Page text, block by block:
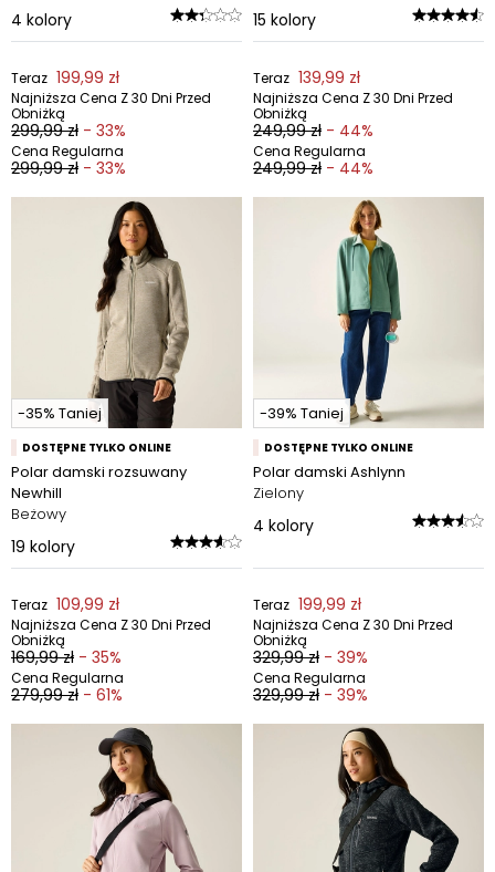
4 kolory
Teraz 199,99 zł
Najniższa Cena Z 30 Dni Przed
Obniżką
299,99 zł - 33%
Cena Regularna
299,99 zł - 33%
15 kolory
Teraz 139,99 zł
Najniższa Cena Z 30 Dni Przed
Obniżką
249,99 zł - 44%
Cena Regularna
249,99 zł - 44%
-35% Taniej
DOSTĘPNE TYLKO ONLINE
Polar damski rozsuwany
Newhill
Beżowy
19 kolory
Teraz 109,99 zł
Najniższa Cena Z 30 Dni Przed
Obniżką
169,99 zł - 35%
Cena Regularna
279,99 zł - 61%
-39% Taniej
DOSTĘPNE TYLKO ONLINE
Polar damski Ashlynn
Zielony
4 kolory
Teraz 199,99 zł
Najniższa Cena Z 30 Dni Przed
Obniżką
329,99 zł - 39%
Cena Regularna
329,99 zł - 39%